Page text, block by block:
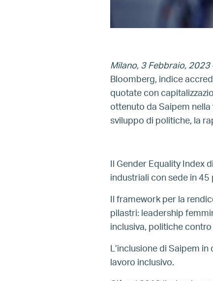
Milano, 3 Febbraio, 2023
Bloomberg, indice
quotate con
ottenuto da Saipem
sviluppo di politiche, la
Il Gender Equality Index
industriali con sede in
Il framework per la
pilastri: leadership
inclusiva, politiche
L’inclusione di Saipem
lavoro inclusivo.